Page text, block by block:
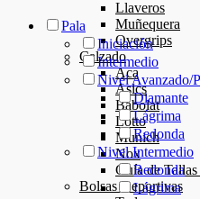
Llaveros
Muñequera
Overgrips
Calzado
Aca
Asics
Babolat
Lotto
Munich
Nox
Guía de
Bolsas Deportivas
Pala
Iniciación
Intermedio
Nivel Avanzado/
Diamante
Lágrima
Redonda
Nivel Intermedio
Redonda
Lágrima